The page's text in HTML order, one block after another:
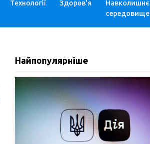
Технології Здоров'я
Навколишнє
середовище
Найпопулярніше